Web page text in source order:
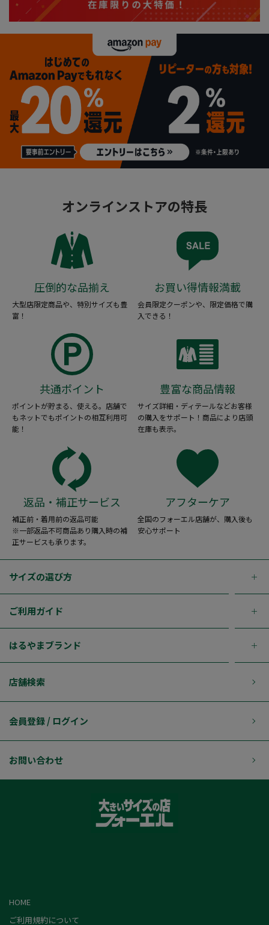
オンラインストアの特長
圧倒的な品揃え
大型店限定商品や、特別サイズも豊
富！
お買い得情報満載
会員限定クーポンや、限定価格で購
入できる！
共通ポイント
ポイントが貯まる、使える。店舗で
もネットでもポイントの相互利用可
能！
豊富な商品情報
サイズ詳細・ディテールなどお客様
の購入をサポート！商品により店頭
在庫も表示。
返品・補正サービス
補正前・着用前の返品可能
※一部返品不可商品あり購入時の補
正サービスも承ります。
アフターケア
全国のフォーエル店舗が、購入後も
安心サポート
サイズの選び方
ご利用ガイド
はるやまブランド
店舗検索
会員登録 / ログイン
お問い合わせ
HOME
ご利用規約について